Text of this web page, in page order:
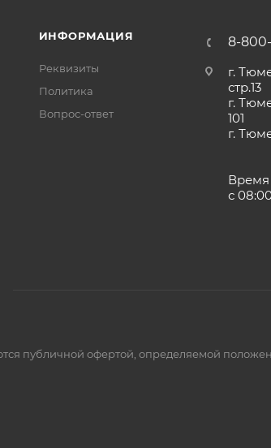
ИНФОРМАЦИЯ
Реквизиты
Политика
Вопрос-ответ
8-
г.
стр.13
г.
101
г.
Время
с
публичной офертой, определяемой